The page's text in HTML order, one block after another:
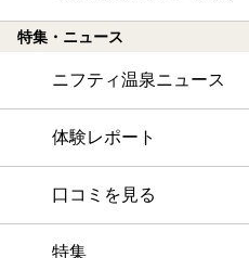
特集・ニュース
ニフティ温泉ニュース
体験レポート
口コミを見る
特集